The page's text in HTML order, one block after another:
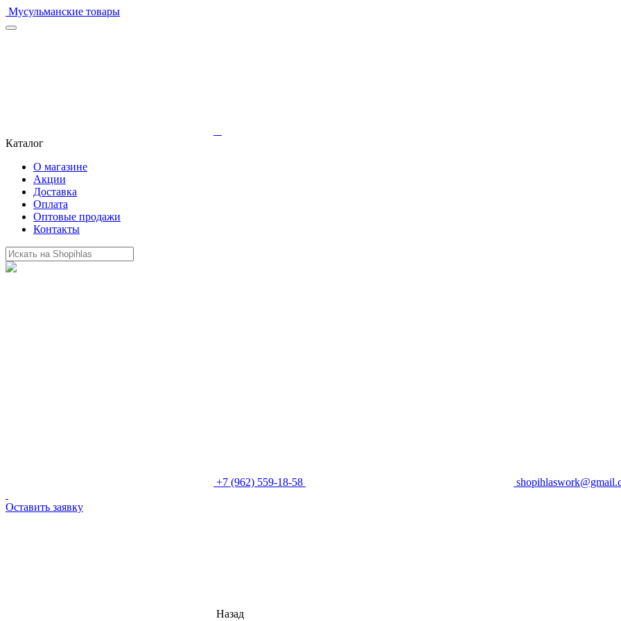
Мусульманские товары
Каталог
О магазине
Акции
Доставка
Оплата
Оптовые продажи
Контакты
+7 (962) 559-18-58
Оставить заявку
Назад